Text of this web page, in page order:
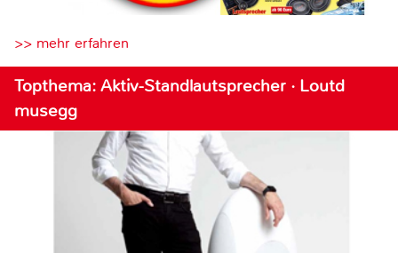
>> mehr erfahren
Topthema: Aktiv-Standlautsprecher · Loutd
musegg